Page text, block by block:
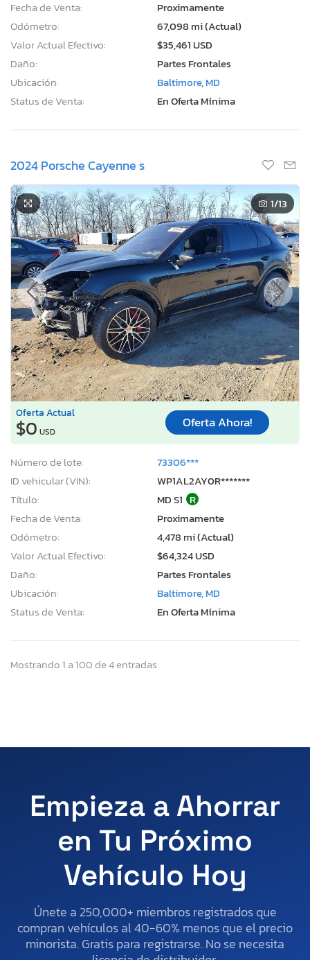
Fecha de Venta:
Proximamente
Odómetro:
67,098 mi (Actual)
Valor Actual Efectivo:
$35,461 USD
Daño:
Partes Frontales
Ubicación:
Baltimore, MD
Status de Venta:
En Oferta Mínima
2024 Porsche Cayenne s
1/13
Oferta Actual
$0 USD
Oferta Ahora!
Número de lote:
73306***
ID vehicular (VIN):
WP1AL2AY0R*******
Título:
MD S1 R
Fecha de Venta:
Proximamente
Odómetro:
4,478 mi (Actual)
Valor Actual Efectivo:
$64,324 USD
Daño:
Partes Frontales
Ubicación:
Baltimore, MD
Status de Venta:
En Oferta Mínima
Mostrando 1 a 100 de 4 entradas
Empieza a Ahorrar
en Tu Próximo
Vehículo Hoy
Únete a 250,000+ miembros registrados que
compran vehículos al 40-60% menos que el precio
minorista. Gratis para registrarse. No se necesita